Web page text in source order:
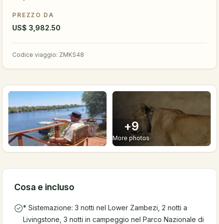
PREZZO DA
US$ 3,982.50
Codice viaggio: ZMKS48
+9
More photos
Cosa e incluso
* Sistemazione: 3 notti nel Lower Zambezi, 2 notti a
Livingstone, 3 notti in campeggio nel Parco Nazionale di